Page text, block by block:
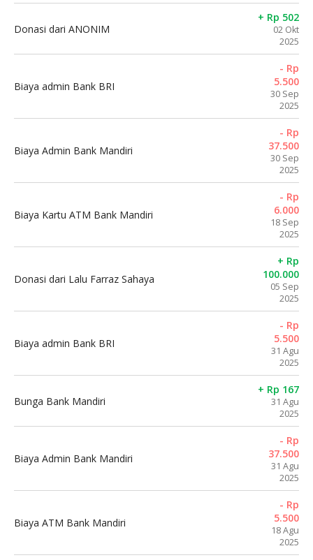
Donasi dari ANONIM
+ Rp 502
02 Okt
2025
Biaya admin Bank BRI
- Rp
5.500
30 Sep
2025
Biaya Admin Bank Mandiri
- Rp
37.500
30 Sep
2025
Biaya Kartu ATM Bank Mandiri
- Rp
6.000
18 Sep
2025
Donasi dari Lalu Farraz Sahaya
+ Rp
100.000
05 Sep
2025
Biaya admin Bank BRI
- Rp
5.500
31 Agu
2025
Bunga Bank Mandiri
+ Rp 167
31 Agu
2025
Biaya Admin Bank Mandiri
- Rp
37.500
31 Agu
2025
Biaya ATM Bank Mandiri
- Rp
5.500
18 Agu
2025